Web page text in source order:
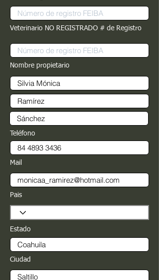
Veterinario NO REGISTRADO # de Registro
Nombre propietario
Teléfono
Mail
Pais
Estado
Ciudad